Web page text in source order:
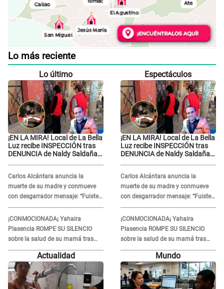
Lo más reciente
Lo último
¡EN LA MIRA! Local de La Bella
Luz recibe INSPECCIÓN tras
DENUNCIA de Naldy Saldaña
Carlos Alcántara anuncia la
muerte de su madre y conmueve
con desgarrador mensaje: “Fuiste
una gran mujer”
¡CONMOCIONADA¡ Yahaira
Plasencia ROMPE SU SILENCIO
sobre la salud de su mamá tras
APARECER en centro oncológico:
“La oración tiene poder”
Espectáculos
¡EN LA MIRA! Local de La Bella
Luz recibe INSPECCIÓN tras
DENUNCIA de Naldy Saldaña
Carlos Alcántara anuncia la
muerte de su madre y conmueve
con desgarrador mensaje: “Fuiste
una gran mujer”
¡CONMOCIONADA¡ Yahaira
Plasencia ROMPE SU SILENCIO
sobre la salud de su mamá tras
APARECER en centro oncológico:
“La oración tiene poder”
Actualidad Mundo